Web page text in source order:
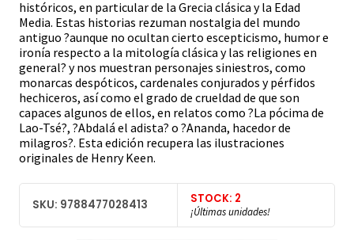
históricos, en particular de la Grecia clásica y la Edad
Media. Estas historias rezuman nostalgia del mundo
antiguo ?aunque no ocultan cierto escepticismo, humor e
ironía respecto a la mitología clásica y las religiones en
general? y nos muestran personajes siniestros, como
monarcas despóticos, cardenales conjurados y pérfidos
hechiceros, así como el grado de crueldad de que son
capaces algunos de ellos, en relatos como ?La pócima de
Lao-Tsé?, ?Abdalá el adista? o ?Ananda, hacedor de
milagros?. Esta edición recupera las ilustraciones
originales de Henry Keen.
SKU: 9788477028413 STOCK: 2
¡Últimas unidades!